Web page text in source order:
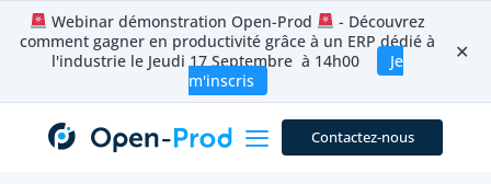
Webinar démonstration Open-Prod
- Découvrez
comment gagner en productivité grâce à un ERP dédié à
l'industrie le Jeudi 17 Septembre à 14h00
Je
m'inscris
✕
Aller
contenu
Contactez-nous